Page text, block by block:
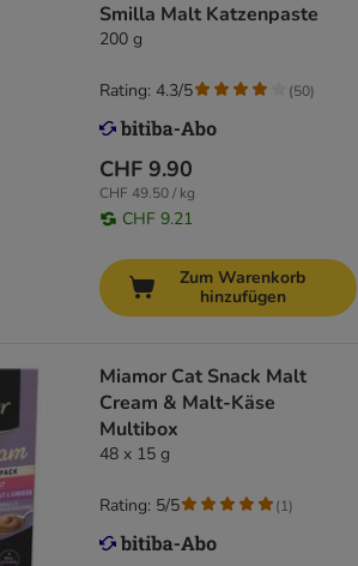
Smilla Malt Katzenpaste
200 g
CHF 9.90
CHF 49.50 / kg
CHF 9.21
Rating: 4.3/5 (50)
Zum Warenkorb
hinzufügen
Miamor Cat Snack Malt
Cream & Malt-Käse
Multibox
48 x 15 g
Rating: 5/5 (1)